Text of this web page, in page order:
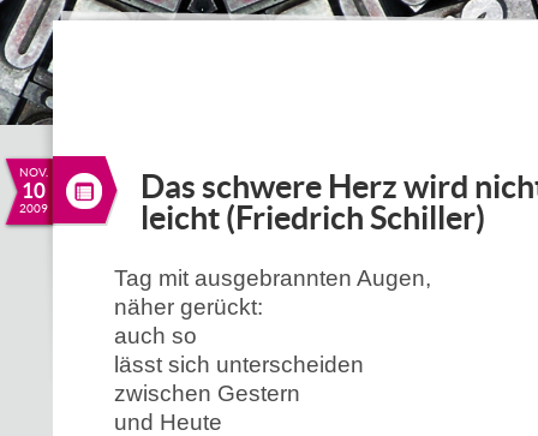
NOV.
10
2009
Das schwere Herz wird
leicht (Friedrich Schiller)
Tag mit ausgebrannten Augen,
näher gerückt:
auch so
lässt sich unterscheiden
zwischen Gestern
und Heute